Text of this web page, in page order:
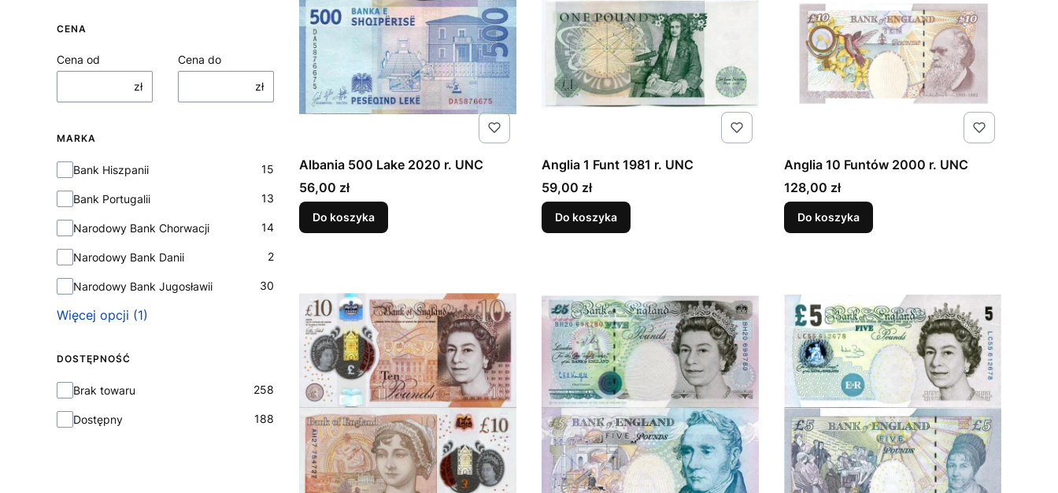
CENA
Cena od
zł
Cena do
zł
MARKA
MarkaBank Hiszpanii 15
Bank Portugalii 13
Narodowy Bank Chorwacji 14
Narodowy Bank Danii 2
Narodowy Bank Jugosławii 30
Więcej opcji (1)
DOSTĘPNOŚĆ
Dostępność
Brak towaru 258
Dostępny 188
Albania 500 Lake 2020 r. UNC
Cena
56,00 zł
Do koszyka
Anglia 1 Funt 1981 r. UNC
Cena
59,00 zł
Do koszyka
Anglia 10 Funtów 2000 r. UNC
Cena
128,00 zł
Do koszyka